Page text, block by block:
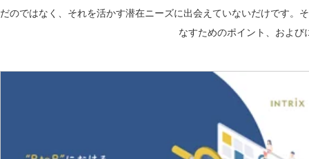
だのではなく、それを活かす潜在ニーズに出会えていないだけです。
なすためのポイント、およ